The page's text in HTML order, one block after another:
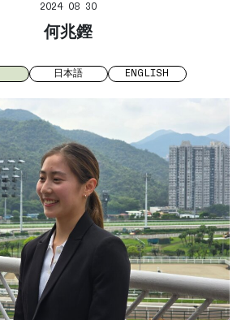
2024 08 30
何兆鏗
日本語 ENGLISH